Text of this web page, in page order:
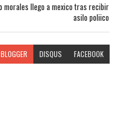
morales llego a mexico tras recibir
asilo poliico
BLOGGER DISQUS FACEBOOK